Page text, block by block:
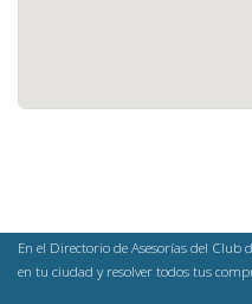
En el Directorio de Asesorías del Club
en tu ciudad y resolver todos tus